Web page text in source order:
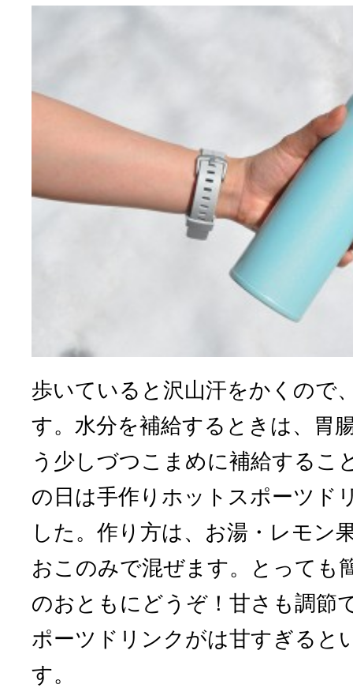
歩いていると沢山汗をかくので
す。水分を補給するときは、胃
う少しづつこまめに補給するこ
の日は手作りホットスポーツド
した。作り方は、お湯・レモン
おこのみで混ぜます。とっても
のおともにどうぞ！甘さも調節
ポーツドリンクがは甘すぎると
す。